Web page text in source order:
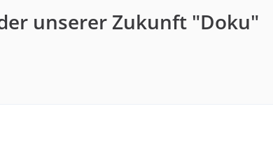
unserer Zukunft "Doku"